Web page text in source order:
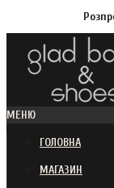
МЕНЮ
ГОЛОВНА
МАГАЗИН